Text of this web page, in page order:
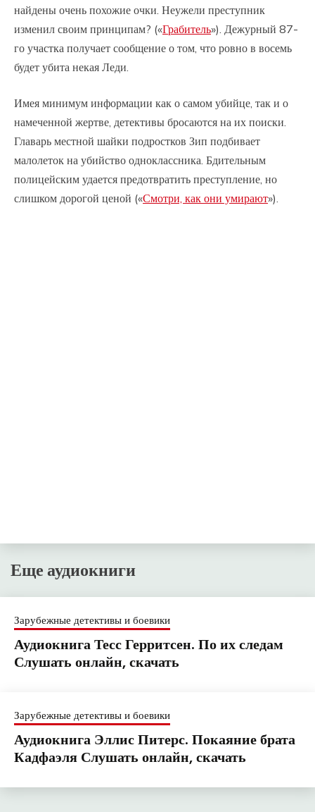
найдены очень похожие очки. Неужели преступник
изменил своим принципам? («Грабитель»). Дежурный 87-
го участка получает сообщение о том, что ровно в восемь
будет убита некая Леди.
Имея минимум информации как о самом убийце, так и о
намеченной жертве, детективы бросаются на их поиски.
Главарь местной шайки подростков Зип подбивает
малолеток на убийство одноклассника. Бдительным
полицейским удается предотвратить преступление, но
слишком дорогой ценой («Смотри, как они умирают»).
Еще аудиокниги
Зарубежные детективы и боевики
Аудиокнига Тесс Герритсен. По их следам
Слушать онлайн, скачать
Зарубежные детективы и боевики
Аудиокнига Эллис Питерс. Покаяние брата
Кадфаэля Слушать онлайн, скачать